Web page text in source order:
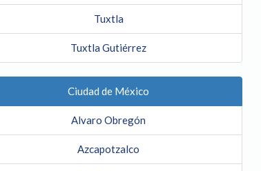
Tuxtla
Tuxtla Gutiérrez
Ciudad de México
Alvaro Obregón
Azcapotzalco